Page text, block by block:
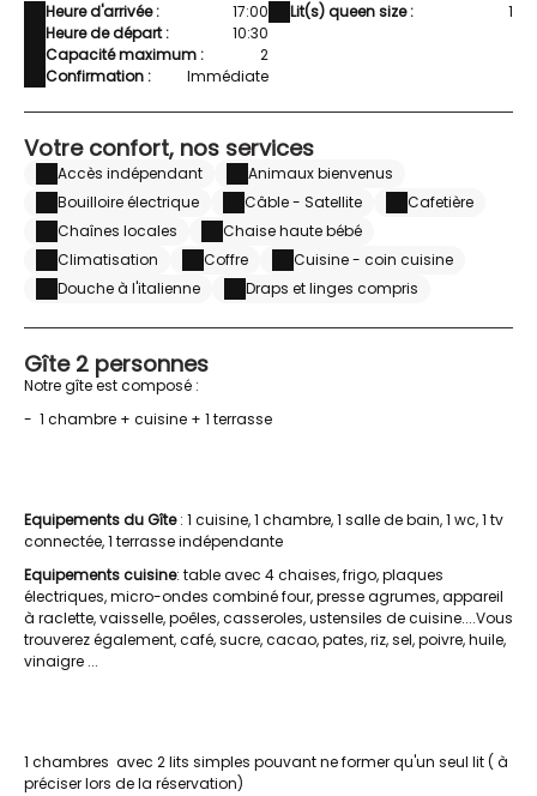
Heure d'arrivée :
17:00
Heure de départ :
10:30
Capacité maximum :
2
Confirmation :
Immédiate
Lit(s) queen size : 1
Votre confort, nos services
Accès indépendant
Animaux bienvenus
Bouilloire électrique
Câble - Satellite
Cafetière
Chaînes locales
Chaise haute bébé
Climatisation
Coffre
Cuisine - coin cuisine
Douche à l'italienne
Draps et linges compris
Gîte 2 personnes
Notre gîte est composé :
- 1 chambre + cuisine + 1 terrasse
Equipements du Gîte: 1 cuisine, 1 chambre, 1 salle de bain, 1 wc, 1 tv
connectée, 1 terrasse indépendante
Equipements cuisine: table avec 4 chaises, frigo, plaques
électriques, micro-ondes combiné four, presse agrumes, appareil
à raclette, vaisselle, poêles, casseroles, ustensiles de cuisine....Vous
trouverez également, café, sucre, cacao, pates, riz, sel, poivre, huile,
vinaigre ...
1 chambres avec 2 lits simples pouvant ne former qu'un seul lit ( à
préciser lors de la réservation)